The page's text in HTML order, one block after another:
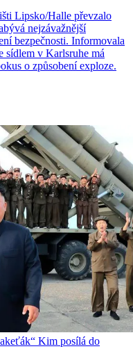
Lipsko/Halle převzalo
nejzávažnější
bezpečnosti. Informovala
sídlem v Karlsruhe má
o způsobení exploze.
Kim posílá do